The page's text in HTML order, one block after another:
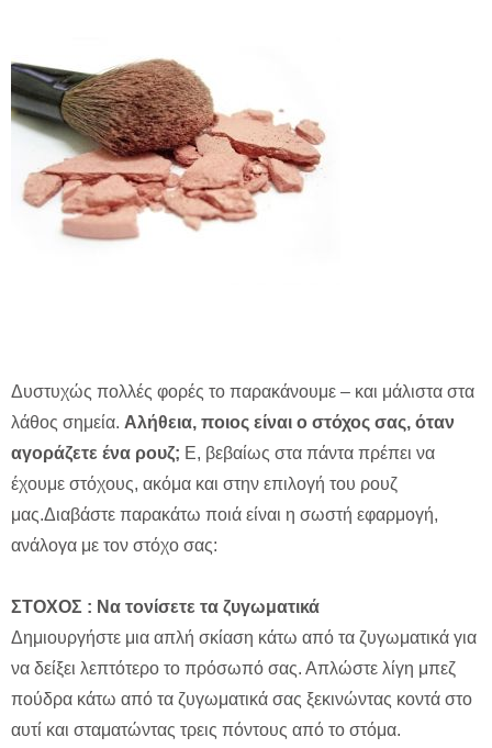
Δυστυχώς πολλές φορές το παρακάνουμε – και μάλιστα στα
λάθος σημεία. Αλήθεια, ποιος είναι ο στόχος σας, όταν
αγοράζετε ένα ρουζ; Ε, βεβαίως στα πάντα πρέπει να
έχουμε στόχους, ακόμα και στην επιλογή του ρουζ
μας.Διαβάστε παρακάτω ποιά είναι η σωστή εφαρμογή,
ανάλογα με τον στόχο σας:
ΣΤΟΧΟΣ : Να τονίσετε τα ζυγωματικά
Δημιουργήστε μια απλή σκίαση κάτω από τα ζυγωματικά για
να δείξει λεπτότερο το πρόσωπό σας. Απλώστε λίγη μπεζ
πούδρα κάτω από τα ζυγωματικά σας ξεκινώντας κοντά στο
αυτί και σταματώντας τρεις πόντους από το στόμα.